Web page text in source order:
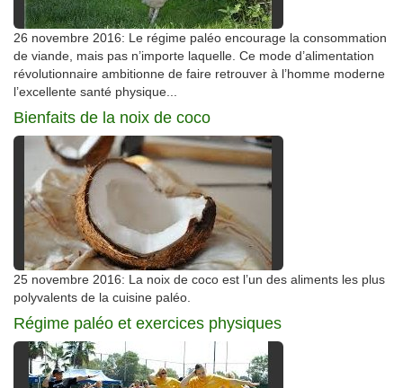
26 novembre 2016: Le régime paléo encourage la consommation
de viande, mais pas n’importe laquelle. Ce mode d’alimentation
révolutionnaire ambitionne de faire retrouver à l’homme moderne
l’excellente santé physique...
Bienfaits de la noix de coco
25 novembre 2016: La noix de coco est l’un des aliments les plus
polyvalents de la cuisine paléo.
Régime paléo et exercices physiques